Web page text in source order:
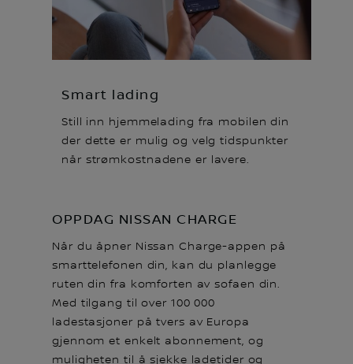
Smart lading
Still inn hjemmelading fra mobilen din
der dette er mulig og velg tidspunkter
når strømkostnadene er lavere.
OPPDAG NISSAN CHARGE
Når du åpner Nissan Charge-appen på
smarttelefonen din, kan du planlegge
ruten din fra komforten av sofaen din.
Med tilgang til over 100 000
ladestasjoner på tvers av Europa
gjennom et enkelt abonnement, og
muligheten til å sjekke ladetider og